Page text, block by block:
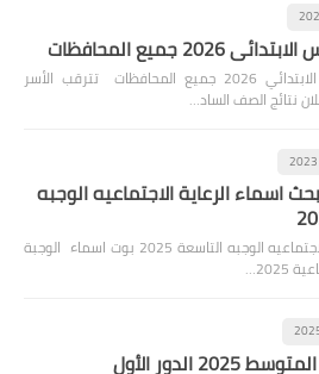
2026 جميع المحافظات
نتائج السادس الابتدائي 2026 جميع المحافظات تترقب الأسر
نتائج الصف الساد…
اسماء الرعاية الاجتماعيه الوجبه
رابط محرك بحث اسماء الرعاية الاجتماعيه الوجبه التاسعة 2025 بوت اسماء الوجبة
الدور الأول